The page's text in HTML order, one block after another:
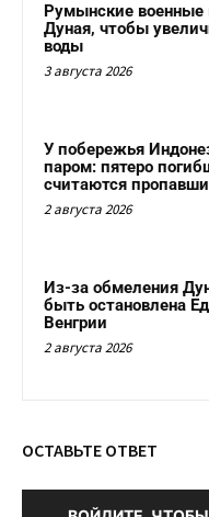
Румынские военные
Дуная, чтобы
воды
3 августа 2026
У побережья
паром: пятеро
считаются
2 августа 2026
Из-за обмеления
быть остановлена
Венгрии
2 августа 2026
ОСТАВЬТЕ ОТВЕТ